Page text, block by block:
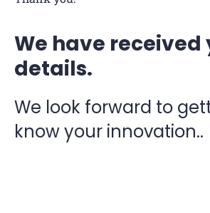
We have received
details.
We look forward to
know your innovation..